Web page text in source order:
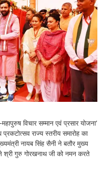
विचार सम्मान एवं प्रसार योजना’
राज्य स्तरीय समारोह का
नायब सिंह सैनी ने बतौर मुख्य
गुरु गोरखनाथ जी को नमन करते